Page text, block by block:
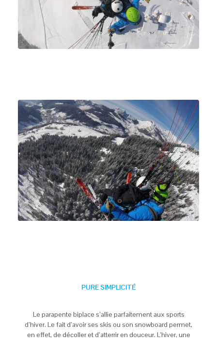
PURE SIMPLICITÉ
Le parapente biplace s’allie parfaitement aux sports
d’hiver. Le fait d’avoir ses skis ou son snowboard permet,
en effet, de décoller et d’atterrir en douceur. L’hiver, une